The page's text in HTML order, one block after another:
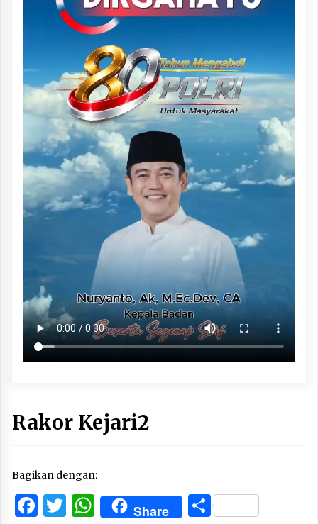
Rakor Kejari2
Bagikan dengan:
Facebook
Twitter
WhatsApp
Share Share